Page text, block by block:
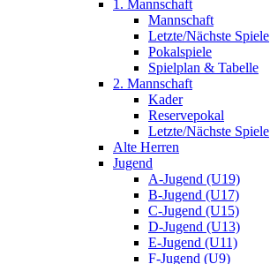
1. Mannschaft
Mannschaft
Letzte/Nächste Spiele
Pokalspiele
Spielplan & Tabelle
2. Mannschaft
Kader
Reservepokal
Letzte/Nächste Spiele
Alte Herren
Jugend
A-Jugend (U19)
B-Jugend (U17)
C-Jugend (U15)
D-Jugend (U13)
E-Jugend (U11)
F-Jugend (U9)